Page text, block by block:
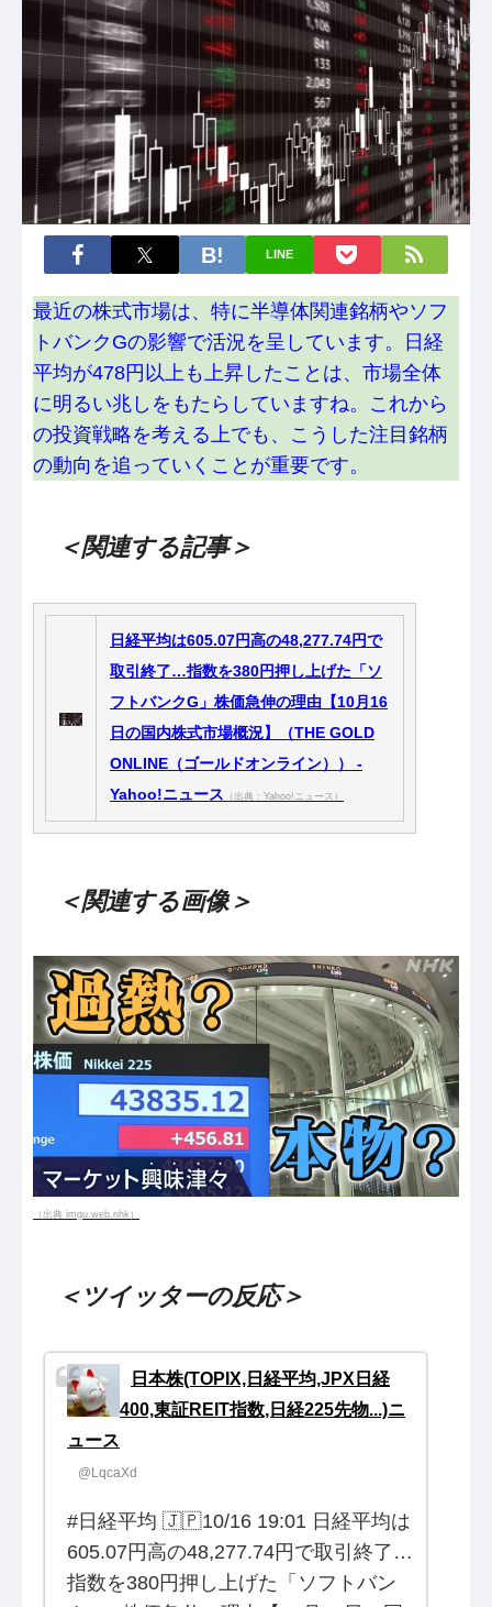
LINE
最近の株式市場は、特に半導体関連銘柄やソフ
トバンクGの影響で活況を呈しています。日経
平均が478円以上も上昇したことは、市場全体
に明るい兆しをもたらしていますね。これから
の投資戦略を考える上でも、こうした注目銘柄
の動向を追っていくことが重要です。
＜関連する記事＞
日経平均は605.07円高の48,277.74円で
取引終了…指数を380円押し上げた「ソ
フトバンクG」株価急伸の理由【10月16
日の国内株式市場概況】（THE GOLD
ONLINE（ゴールドオンライン）） -
Yahoo!ニュース （出典：Yahoo!ニュース）
＜関連する画像＞
（出典 imgu.web.nhk）
＜ツイッターの反応＞
日本株(TOPIX,日経平均,JPX日経
400,東証REIT指数,日経225先物...)ニ
ュース
@LqcaXd
#日経平均 🇯🇵10/16 19:01 日経平均は
605.07円高の48,277.74円で取引終了…
指数を380円押し上げた「ソフトバン